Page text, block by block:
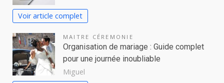
Voir article complet
MAITRE CÉREMONIE
Organisation de mariage : Guide complet
pour une journée inoubliable
Miguel